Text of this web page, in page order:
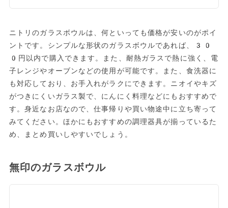
ニトリのガラスボウルは、何といっても価格が安いのがポイ
ントです。シンプルな形状のガラスボウルであれば、30
0円以内で購入できます。また、耐熱ガラスで熱に強く、電
子レンジやオーブンなどの使用が可能です。また、食洗器に
も対応しており、お手入れがラクにできます。ニオイやキズ
がつきにくいガラス製で、にんにく料理などにもおすすめで
す。身近なお店なので、仕事帰りや買い物途中に立ち寄って
みてください。ほかにもおすすめの調理器具が揃っているた
め、まとめ買いしやすいでしょう。
無印のガラスボウル